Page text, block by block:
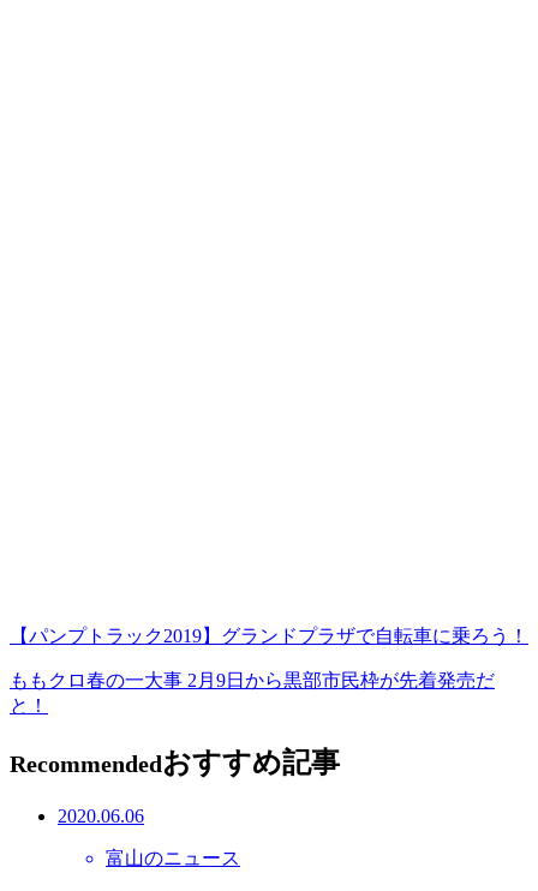
【パンプトラック2019】グランドプラザで自転車に乗ろう！
ももクロ春の一大事 2月9日から黒部市民枠が先着発売だ
と！
Recommendedおすすめ記事
2020.06.06
富山のニュース